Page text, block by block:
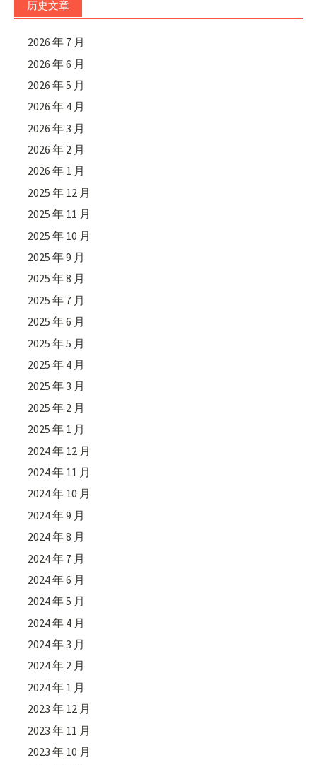
历史文章
2026 年 7 月
2026 年 6 月
2026 年 5 月
2026 年 4 月
2026 年 3 月
2026 年 2 月
2026 年 1 月
2025 年 12 月
2025 年 11 月
2025 年 10 月
2025 年 9 月
2025 年 8 月
2025 年 7 月
2025 年 6 月
2025 年 5 月
2025 年 4 月
2025 年 3 月
2025 年 2 月
2025 年 1 月
2024 年 12 月
2024 年 11 月
2024 年 10 月
2024 年 9 月
2024 年 8 月
2024 年 7 月
2024 年 6 月
2024 年 5 月
2024 年 4 月
2024 年 3 月
2024 年 2 月
2024 年 1 月
2023 年 12 月
2023 年 11 月
2023 年 10 月